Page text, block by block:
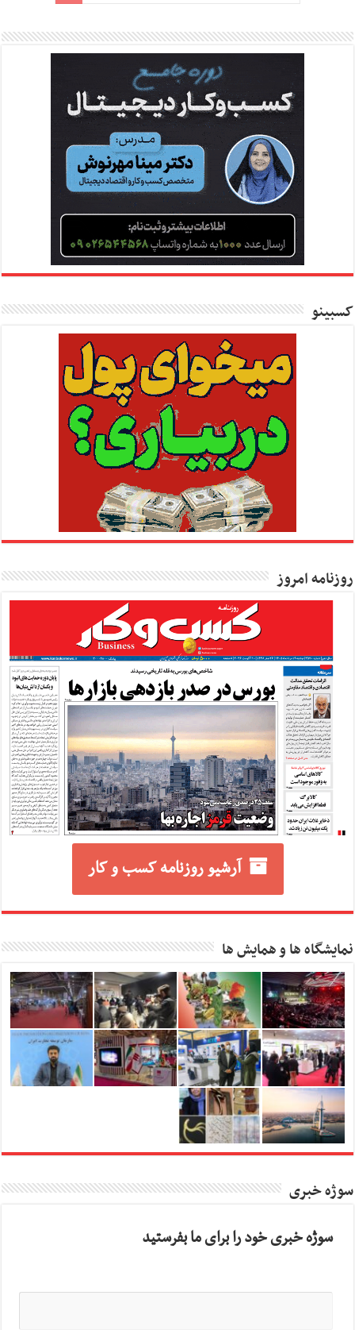
کسبینو
روزنامه امروز
آرشیو روزنامه کسب و کار
نمایشگاه ها و همایش ها
سوژه خبری
سوژه خبری خود را برای ما بفرستید